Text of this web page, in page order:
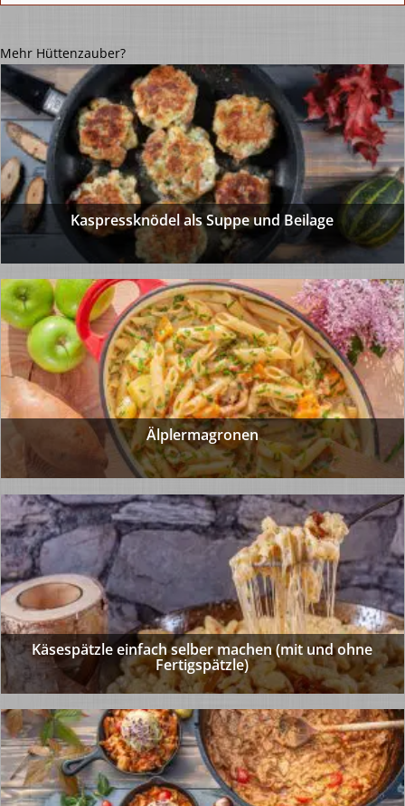
Mehr Hüttenzauber?
Kaspressknödel als Suppe und Beilage
Älplermagronen
Käsespätzle einfach selber machen (mit und ohne
Fertigspätzle)